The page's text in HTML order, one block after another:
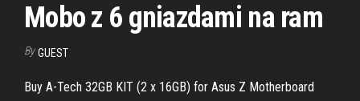
Mobo z 6 gniazdami na ram
By GUEST
Buy A-Tech 32GB KIT (2 x 16GB) for Asus Z Motherboard